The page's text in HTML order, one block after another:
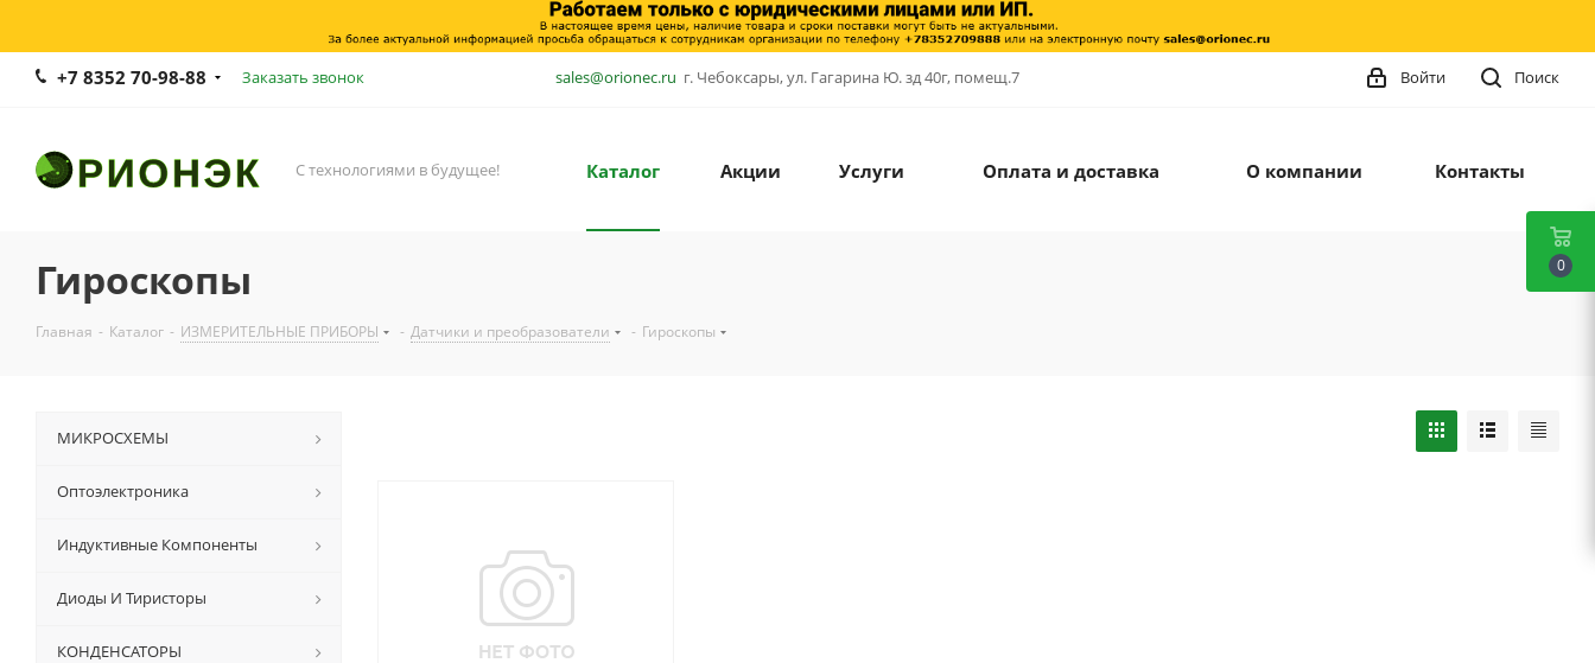
+7 8352 70-98-88 Заказать звонок sales@orionec.ru г. Чебоксары, ул. Гагарина Ю. зд 40г, помещ.7 Поиск
Войти
С технологиями в будущее! Каталог Акции Услуги Оплата и доставка О компании Контакты
Гироскопы
Главная - Каталог - ИЗМЕРИТЕЛЬНЫЕ ПРИБОРЫ - Датчики и преобразователи - Гироскопы
МИКРОСХЕМЫ
Оптоэлектроника
Индуктивные Компоненты
Диоды И Тиристоры
КОНДЕНСАТОРЫ
0